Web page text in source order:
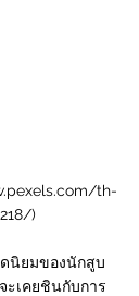
th-
)
นิยมของนักสูบ
เคยชินกับการ